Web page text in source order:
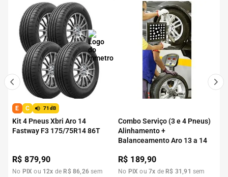
E C 71dB
Kit 4 Pneus Xbri Aro 14
Fastway F3 175/75R14 86T
R$879,90
No PIX ou 12x de R$ 86,26 sem
Combo Serviço (3 e 4 Pneus)
Alinhamento +
Balanceamento Aro 13 a 14
R$ 189,90
No PIX ou7x de R$ 31 ,91 sem